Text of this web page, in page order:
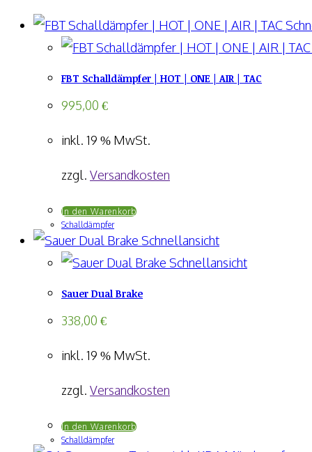
FBT Schalldämpfer | HOT | ONE | AIR | TAC
995,00 €
inkl. 19 % MwSt.
zzgl. Versandkosten
In den Warenkorb
Schalldämpfer
Schnellansicht
Schnellansicht
Sauer Dual Brake
338,00 €
inkl. 19 % MwSt.
zzgl. Versandkosten
In den Warenkorb
Schalldämpfer